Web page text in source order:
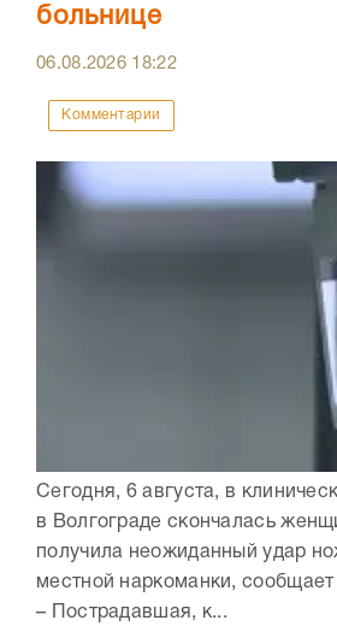
больнице
06.08.2026 18:22
Комментарии
Сегодня, 6 августа, в
в Волгограде скончалась
получила неожиданный удар
местной наркоманки,
– Пострадавшая, к...